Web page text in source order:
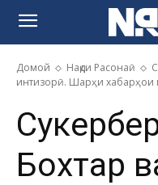
Домой Нақди Расонаӣ
интизорӣ. Шарҳи хабарҳои
Бохтар